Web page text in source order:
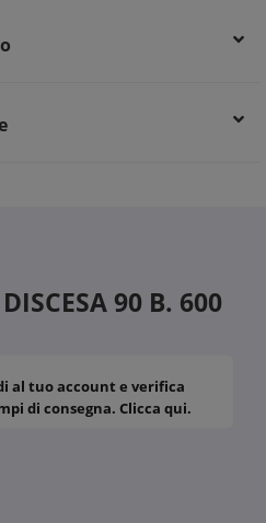
90 B. 600
al tuo account e verifica
di consegna. Clicca qui.